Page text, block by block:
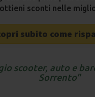
sconti nelle
subito come
scooter, auto e
Sorrento